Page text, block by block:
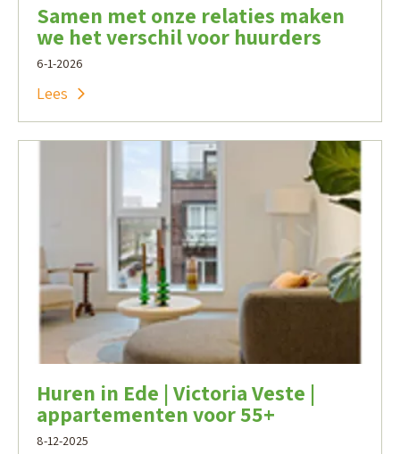
Samen met onze relaties maken
we het verschil voor huurders
6-1-2026
Lees
Huren in Ede | Victoria Veste |
appartementen voor 55+
8-12-2025